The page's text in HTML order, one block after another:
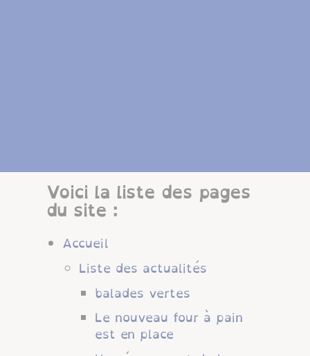
Voici la liste des pages
du site :
Accueil
Liste des actualités
balades vertes
Le nouveau four à pain
est en place